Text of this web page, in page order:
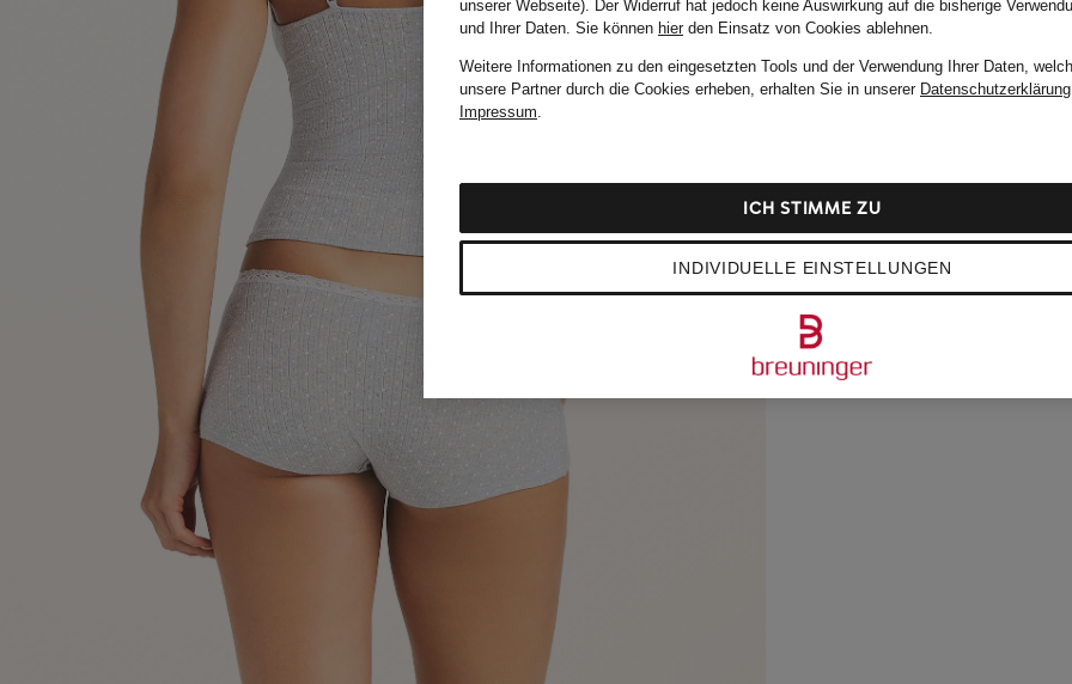
unserer Webseite). Der Widerruf hat jedoch keine Auswirkung auf die bisherige
und Ihrer Daten. Sie können hierden Einsatz von Cookies ablehnen.
Weitere Informationen zu den eingesetzten Tools und der Verwendung Ihrer Daten,
unsere Partner durch die Cookies erheben, erhalten Sie in unserer Datenschutzerklärung
Impressum.
INDIVIDUELLE EINSTELLUNGEN
ICH STIMME ZU